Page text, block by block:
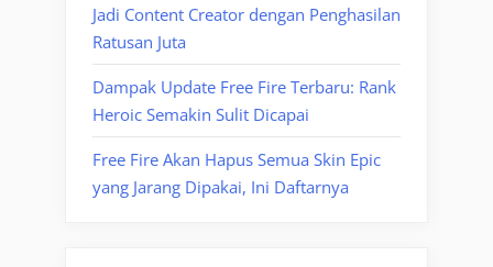
Jadi Content Creator dengan Penghasilan
Ratusan Juta
Dampak Update Free Fire Terbaru: Rank
Heroic Semakin Sulit Dicapai
Free Fire Akan Hapus Semua Skin Epic
yang Jarang Dipakai, Ini Daftarnya